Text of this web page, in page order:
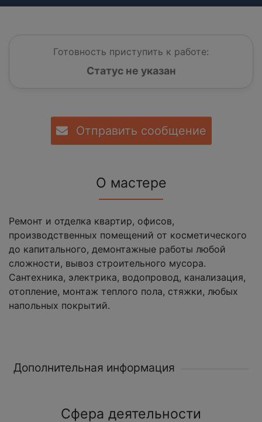
Готовность приступить к работе:
Статус не указан
Отправить сообщение
О мастере
Ремонт и отделка квартир, офисов,
производственных помещений от косметического
до капитального, демонтажные работы любой
сложности, вывоз строительного мусора.
Сантехника, электрика, водопровод, канализация,
отопление, монтаж теплого пола, стяжки, любых
напольных покрытий.
Дополнительная информация
Сфера деятельности